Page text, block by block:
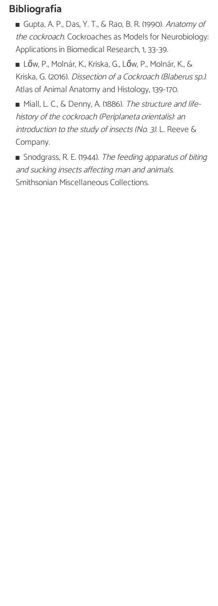
Bibliografía
Gupta, A. P., Das, Y. T., & Rao, B. R. (1990).Anatomy of
the cockroach. Cockroaches as Models for Neurobiology:
Applications in Biomedical Research, 1, 33-39.
Lőw, P., Molnár, K., Kriska, G., Lőw, P., Molnár, K., &
Kriska, G. (2016). Dissection of a Cockroach (Blaberus sp.).
Atlas of Animal Anatomy and Histology, 139-170.
Miall, L. C., & Denny, A. (1886). The structure and life-
history of the cockroach (Periplaneta orientalis): an
introduction to the study of insects (No. 3). L. Reeve &
Company.
Snodgrass, R. E. (1944). The feeding apparatus of biting
and sucking insects affecting man and animals.
Smithsonian Miscellaneous Collections.